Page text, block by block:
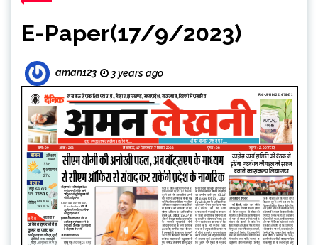
E-Paper(17/9/2023)
aman123 3 years ago